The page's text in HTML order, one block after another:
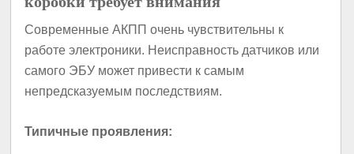
Современные АКПП очень чувствительны к
работе электроники. Неисправность датчиков или
самого ЭБУ может привести к самым
непредсказуемым последствиям.
Типичные проявления: